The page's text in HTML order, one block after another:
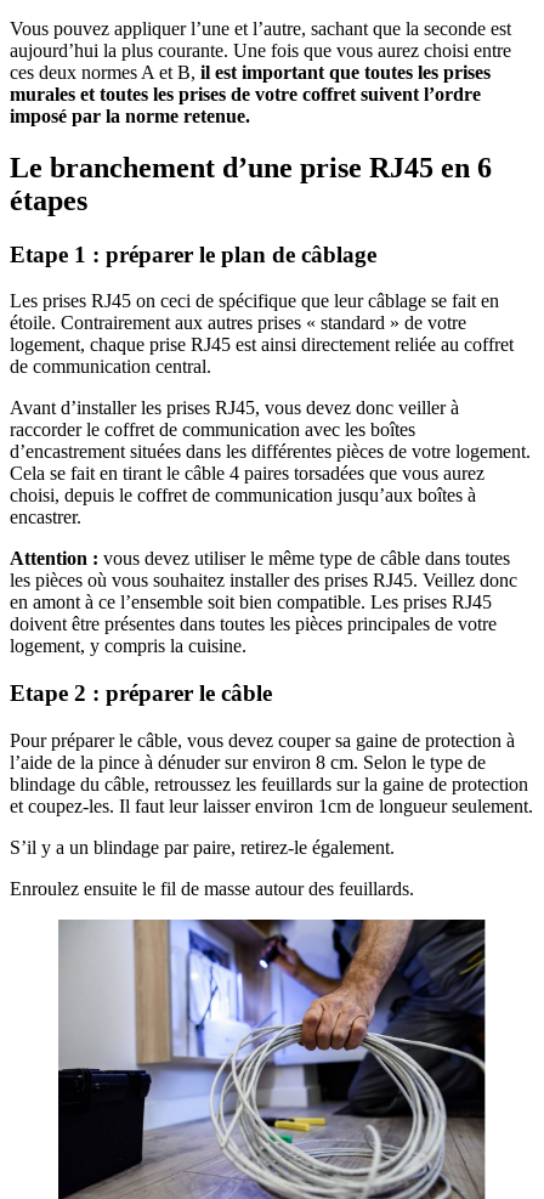
Vous pouvez appliquer l’une et l’autre, sachant que la seconde est
aujourd’hui la plus courante. Une fois que vous aurez choisi entre
ces deux normes A et B, il est important que toutes les prises
murales et toutes les prises de votre coffret suivent l’ordre
imposé par la norme retenue.
Le branchement d’une prise RJ45 en 6
étapes
Etape 1 : préparer le plan de câblage
Les prises RJ45 on ceci de spécifique que leur câblage se fait en
étoile. Contrairement aux autres prises « standard » de votre
logement, chaque prise RJ45 est ainsi directement reliée au coffret
de communication central.
Avant d’installer les prises RJ45, vous devez donc veiller à
raccorder le coffret de communication avec les boîtes
d’encastrement situées dans les différentes pièces de votre logement.
Cela se fait en tirant le câble 4 paires torsadées que vous aurez
choisi, depuis le coffret de communication jusqu’aux boîtes à
encastrer.
Attention : vous devez utiliser le même type de câble dans toutes
les pièces où vous souhaitez installer des prises RJ45. Veillez donc
en amont à ce l’ensemble soit bien compatible. Les prises RJ45
doivent être présentes dans toutes les pièces principales de votre
logement, y compris la cuisine.
Etape 2 : préparer le câble
Pour préparer le câble, vous devez couper sa gaine de protection à
l’aide de la pince à dénuder sur environ 8 cm. Selon le type de
blindage du câble, retroussez les feuillards sur la gaine de protection
et coupez-les. Il faut leur laisser environ 1cm de longueur seulement.
S’il y a un blindage par paire, retirez-le également.
Enroulez ensuite le fil de masse autour des feuillards.